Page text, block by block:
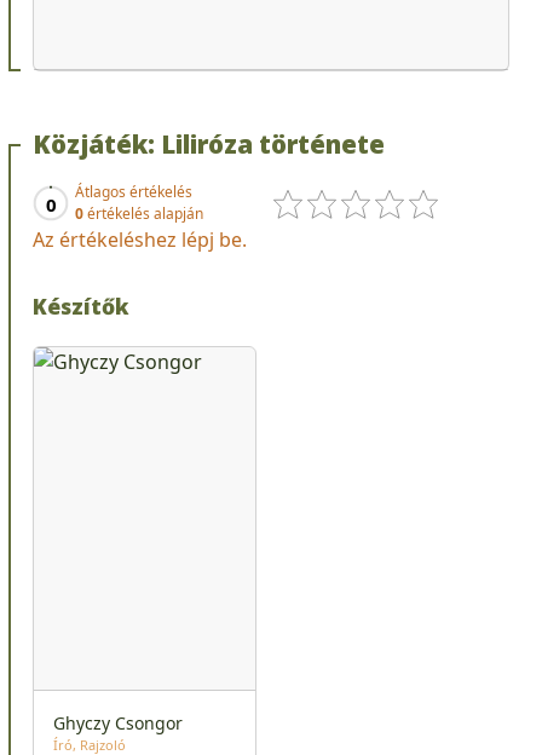
Közjáték: Liliróza története
0
Átlagos értékelés
0értékelés alapján
Az értékeléshez lépj be.
Készítők
Ghyczy Csongor
Író Rajzoló